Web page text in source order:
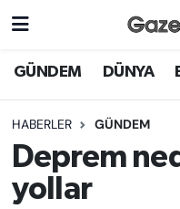
GÜNDEM DÜNYA
HABERLER GÜNDEM
Deprem
yollar
DÜNYA
EKONOMİ
EMEK HABERLERİ
Nöbetçi
Hava Durumu
İstanbul Namaz